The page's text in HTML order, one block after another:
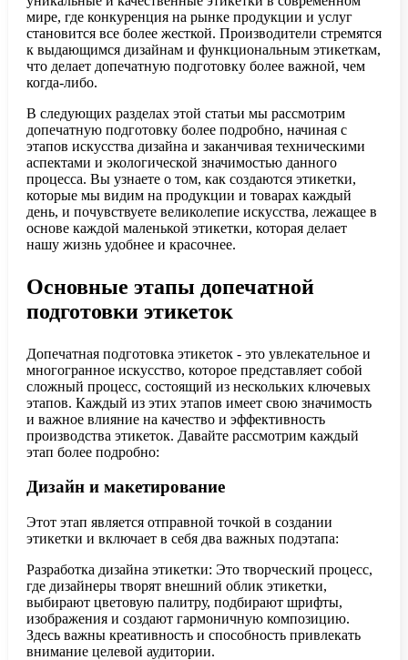
мире, где конкуренция на рынке продукции и услуг
становится все более жесткой. Производители стремятся
к выдающимся дизайнам и функциональным этикеткам,
что делает допечатную подготовку более важной, чем
когда-либо.
В следующих разделах этой статьи мы рассмотрим
допечатную подготовку более подробно, начиная с
этапов искусства дизайна и заканчивая техническими
аспектами и экологической значимостью данного
процесса. Вы узнаете о том, как создаются этикетки,
которые мы видим на продукции и товарах каждый
день, и почувствуете великолепие искусства, лежащее в
основе каждой маленькой этикетки, которая делает
нашу жизнь удобнее и красочнее.
Основные этапы допечатной
подготовки этикеток
Допечатная подготовка этикеток - это увлекательное и
многогранное искусство, которое представляет собой
сложный процесс, состоящий из нескольких ключевых
этапов. Каждый из этих этапов имеет свою значимость
и важное влияние на качество и эффективность
производства этикеток. Давайте рассмотрим каждый
этап более подробно:
Дизайн и макетирование
Этот этап является отправной точкой в создании
этикетки и включает в себя два важных подэтапа:
Разработка дизайна этикетки: Это творческий процесс,
где дизайнеры творят внешний облик этикетки,
выбирают цветовую палитру, подбирают шрифты,
изображения и создают гармоничную композицию.
Здесь важны креативность и способность привлекать
внимание целевой аудитории.